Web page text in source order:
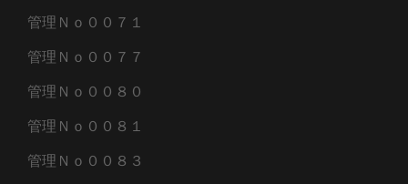
管理Ｎｏ００７１
管理Ｎｏ００７７
管理Ｎｏ００８０
管理Ｎｏ００８１
管理Ｎｏ００８３